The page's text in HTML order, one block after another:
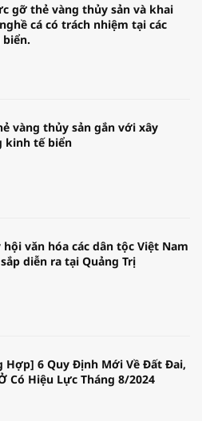
gỡ thẻ vàng thủy sản và khai
cá có trách nhiệm tại các
vàng thủy sản gắn với xây
kinh tế biển
hội văn hóa các dân tộc Việt Nam
diễn ra tại Quảng Trị
Hợp] 6 Quy Định Mới Về Đất Đai,
Có Hiệu Lực Tháng 8/2024